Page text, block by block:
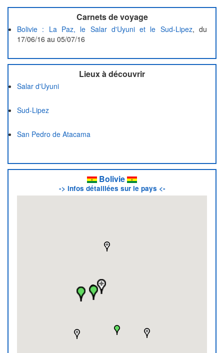
Carnets de voyage
Bolivie : La Paz, le Salar d'Uyuni et le Sud-Lipez, du
17/06/16 au 05/07/16
Lieux à découvrir
Salar d'Uyuni
Sud-Lipez
San Pedro de Atacama
Bolivie
-> infos détaillées sur le pays <-